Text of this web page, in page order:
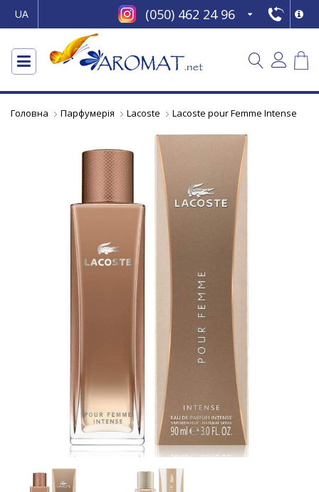
UA (050) 462 24 96
Головна Парфумерія Lacoste Lacoste pour Femme Intense